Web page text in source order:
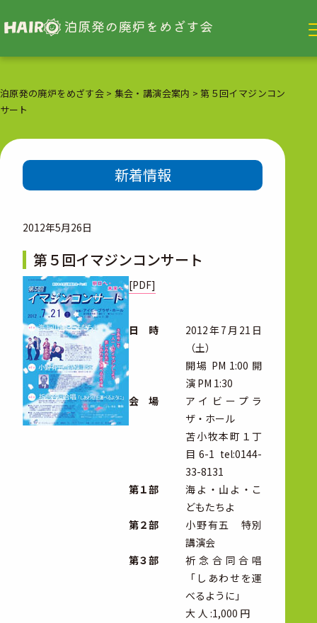
泊原発の廃炉をめざす会> 集会・講演会案内 >第５回イマジンコン
サート
新着情報
2012年5月26日
第５回イマジンコンサート
[PDF]
日 時
2012年7月21日
（土）
開場 PM 1:00 開
演 PM 1:30
会 場
アイビープラ
ザ・ホール
苫小牧本町１丁
目6-1 tel:0144-
33-8131
第１部
海よ・山よ・こ
どもたちよ
第２部
小野有五 特別
講演会
第３部
祈念合同合唱
「しあわせを運
べるように」
大人:1,000円